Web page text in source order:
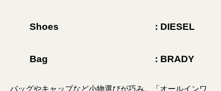
Shoes
Bag
: DIESEL
: BRADY
バッグやキャップなど小物選びが巧み。「オールインワ